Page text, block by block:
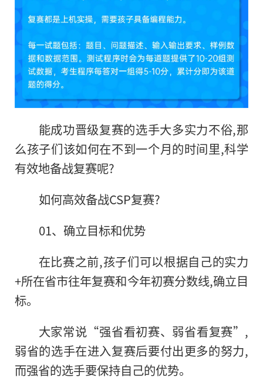
能成功晋级复赛的选手大多实力不俗,那
么孩子们该如何在不到一个月的时间里,科学
有效地备战复赛呢?
如何高效备战CSP复赛?
01、确立目标和优势
在比赛之前,孩子们可以根据自己的实力
+所在省市往年复赛和今年初赛分数线,确立目
标。
大家常说“强省看初赛、弱省看复赛”,
弱省的选手在进入复赛后要付出更多的努力,
而强省的选手要保持自己的优势。